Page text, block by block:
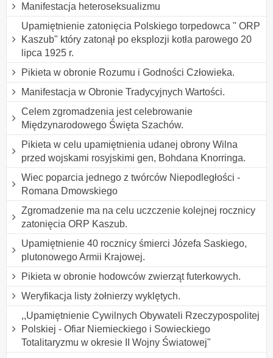
Manifestacja heteroseksualizmu
Upamiętnienie zatonięcia Polskiego torpedowca " ORP
Kaszub" który zatonął po eksplozji kotła parowego 20
lipca 1925 r.
Pikieta w obronie Rozumu i Godności Człowieka.
Manifestacja w Obronie Tradycyjnych Wartości.
Celem zgromadzenia jest celebrowanie
Międzynarodowego Święta Szachów.
Pikieta w celu upamiętnienia udanej obrony Wilna
przed wojskami rosyjskimi gen, Bohdana Knorringa.
Wiec poparcia jednego z twórców Niepodległości -
Romana Dmowskiego
Zgromadzenie ma na celu uczczenie kolejnej rocznicy
zatonięcia ORP Kaszub.
Upamiętnienie 40 rocznicy śmierci Józefa Saskiego,
plutonowego Armii Krajowej.
Pikieta w obronie hodowców zwierząt futerkowych.
Weryfikacja listy żołnierzy wyklętych.
,,Upamiętnienie Cywilnych Obywateli Rzeczypospolitej
Polskiej - Ofiar Niemieckiego i Sowieckiego
Totalitaryzmu w okresie II Wojny Światowej"